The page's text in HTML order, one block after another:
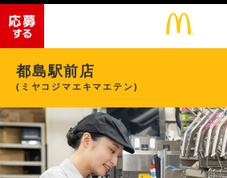
都島駅前店
(ミヤコジマエキマエテン)